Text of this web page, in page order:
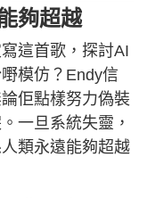
夠超越
這首歌，探討AI
模仿？Endy信
佢點樣努力偽裝
一旦系統失靈，
類永遠能夠超越